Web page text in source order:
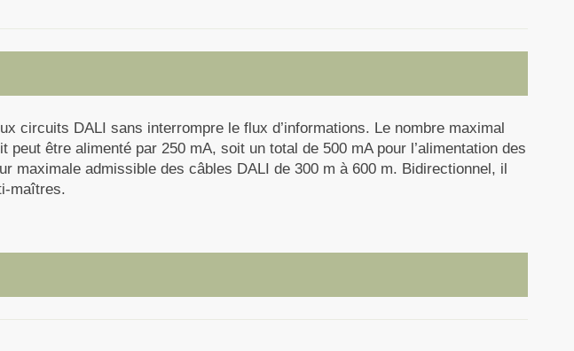
circuits DALI sans interrompre le flux d’informations. Le nombre maximal
être alimenté par 250 mA, soit un total de 500 mA pour l’alimentation des
maximale admissible des câbles DALI de 300 m à 600 m. Bidirectionnel, il
maîtres.